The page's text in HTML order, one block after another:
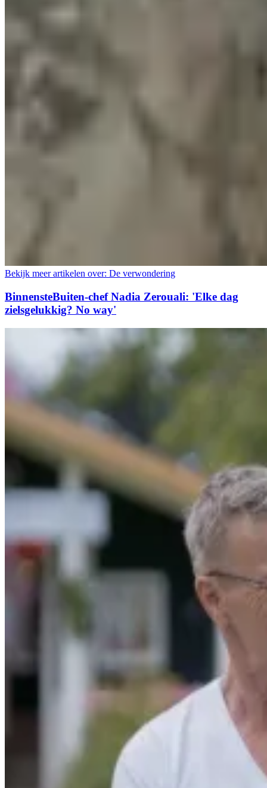
Bekijk meer artikelen over: De verwondering
BinnensteBuiten-chef Nadia Zerouali: 'Elke dag
zielsgelukkig? No way'